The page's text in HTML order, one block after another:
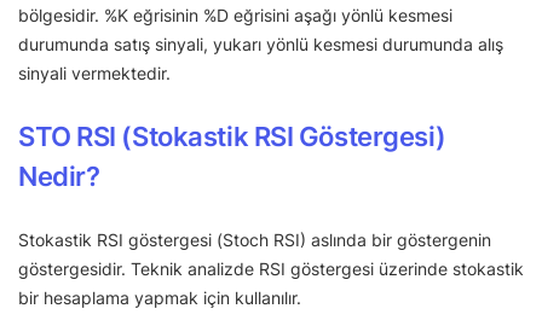
bölgesidir. %K eğrisinin %D eğrisini aşağı yönlü kesmesi
durumunda satış sinyali, yukarı yönlü kesmesi durumunda alış
sinyali vermektedir.
STO RSI (Stokastik RSI Göstergesi)
Nedir?
Stokastik RSI göstergesi (Stoch RSI) aslında bir göstergenin
göstergesidir. Teknik analizde RSI göstergesi üzerinde stokastik
bir hesaplama yapmak için kullanılır.